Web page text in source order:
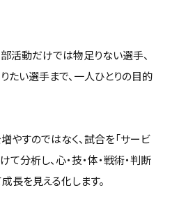
活動だけでは物足りない選手、
たい選手まで、一人ひとりの目的
やすのではなく、試合を「サービ
て分析し、心・技・体・戦術・判断
長を見える化します。